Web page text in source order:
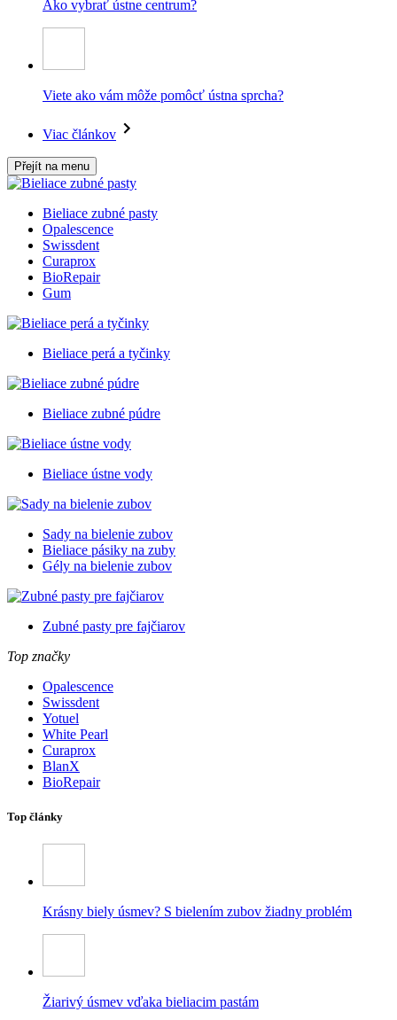
Ako vybrať ústne centrum?
Viete ako vám môže pomôcť ústna sprcha?
Viac článkov
Přejít na menu
Bieliace zubné pasty
Opalescence
Swissdent
Curaprox
BioRepair
Gum
Bieliace perá a tyčinky
Bieliace zubné púdre
Bieliace ústne vody
Sady na bielenie zubov
Bieliace pásiky na zuby
Gély na bielenie zubov
Zubné pasty pre fajčiarov
Top značky
Opalescence
Swissdent
Yotuel
White Pearl
Curaprox
BlanX
BioRepair
Top články
Krásny biely úsmev? S bielením zubov žiadny problém
Žiarivý úsmev vďaka bieliacim pastám